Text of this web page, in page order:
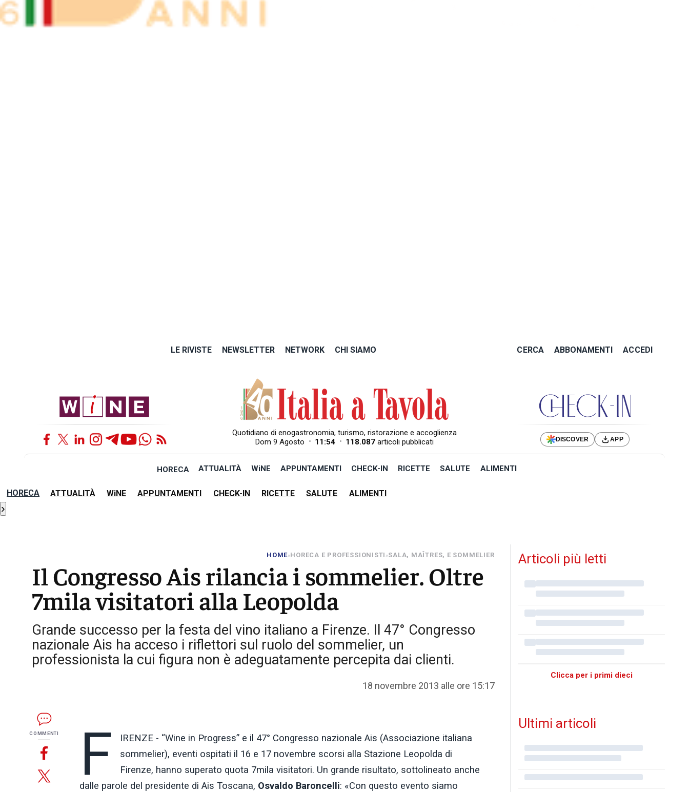
LE RIVISTE NEWSLETTER NETWORK CHI SIAMO CERCA ABBONAMENTI ACCEDI
Quotidiano di enogastronomia, turismo, ristorazione e accoglienza
Dom 9 Agosto • 11:54 • 118.087 articoli pubblicati DISCOVER APP
HORECA ATTUALITÀ WiNE APPUNTAMENTI CHECK-IN RICETTE SALUTE ALIMENTI
HORECA ATTUALITÀ WiNE APPUNTAMENTI CHECK-IN RICETTE SALUTE ALIMENTI
›
HOME»HORECA E PROFESSIONISTI »SALA, MAÎTRES, E SOMMELIER
Il Congresso Ais rilancia i sommelier. Oltre
7mila visitatori alla Leopolda
Grande successo per la festa del vino italiano a Firenze. Il 47° Congresso
nazionale Ais ha acceso i riflettori sul ruolo del sommelier, un
professionista la cui figura non è adeguatamente percepita dai clienti.
18 novembre 2013 alle ore 15:17
COMMENTI F
IRENZE - “Wine in Progress” e il 47° Congresso nazionale Ais (Associazione italiana
sommelier), eventi ospitati il 16 e 17 novembre scorsi alla Stazione Leopolda di
Firenze, hanno superato quota 7mila visitatori. Un grande risultato, sottolineato anche
dalle parole del presidente di Ais Toscana, Osvaldo Baroncelli: «Con questo evento siamo
Articoli più letti
Clicca per i primi dieci
Ultimi articoli